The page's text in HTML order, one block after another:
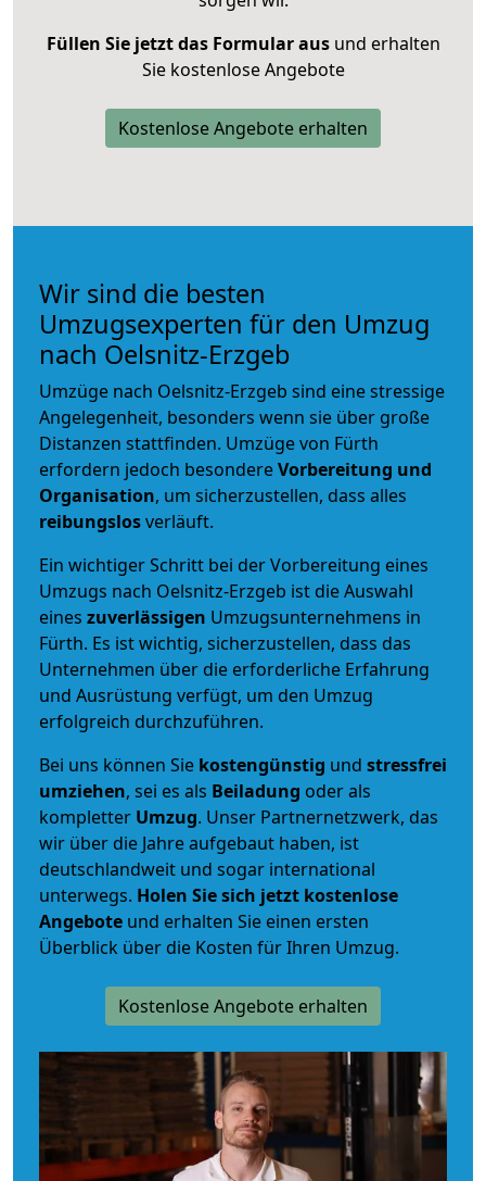
Füllen Sie jetzt das Formular ausund erhalten
Sie kostenlose Angebote
Kostenlose Angebote erhalten
Wir sind die besten
Umzugsexperten für den Umzug
nach Oelsnitz-Erzgeb
Umzüge nach Oelsnitz-Erzgeb sind eine stressige
Angelegenheit, besonders wenn sie über große
Distanzen stattfinden. Umzüge von Fürth
erfordern jedoch besondereVorbereitung und
Organisation, um sicherzustellen, dass alles
reibungslosverläuft.
Ein wichtiger Schritt bei der Vorbereitung eines
Umzugs nach Oelsnitz-Erzgeb ist die Auswahl
eines zuverlässigen Umzugsunternehmens in
Fürth. Es ist wichtig, sicherzustellen, dass das
Unternehmen über die erforderliche Erfahrung
und Ausrüstung verfügt, um den Umzug
erfolgreich durchzuführen.
Bei uns können Sie kostengünstig und stressfrei
umziehen, sei es als Beiladung oder als
kompletter Umzug. Unser Partnernetzwerk, das
wir über die Jahre aufgebaut haben, ist
deutschlandweit und sogar international
unterwegs. Holen Sie sich jetzt kostenlose
Angebote und erhalten Sie einen ersten
Überblick über die Kosten für Ihren Umzug.
Kostenlose Angebote erhalten